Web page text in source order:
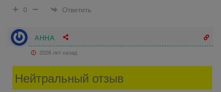
0
Ответить
АННА
2026 лет назад
Нейтральный отзыв